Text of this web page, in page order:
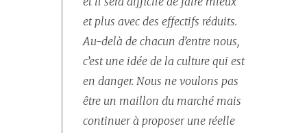
et plus avec des effectifs réduits.
Au-delà de chacun d’entre nous,
c’est une idée de la culture qui est
en danger. Nous ne voulons pas
être un maillon du marché mais
continuer à proposer une réelle